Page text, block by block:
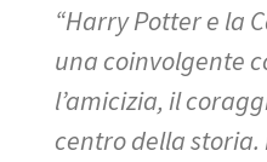
“Harry Potter e la
una coinvolgente
l’amicizia, il
centro della storia.